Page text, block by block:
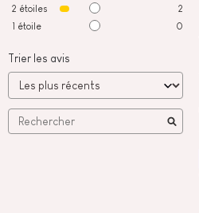
2 étoiles
2
1 étoile 0
Trier les avis